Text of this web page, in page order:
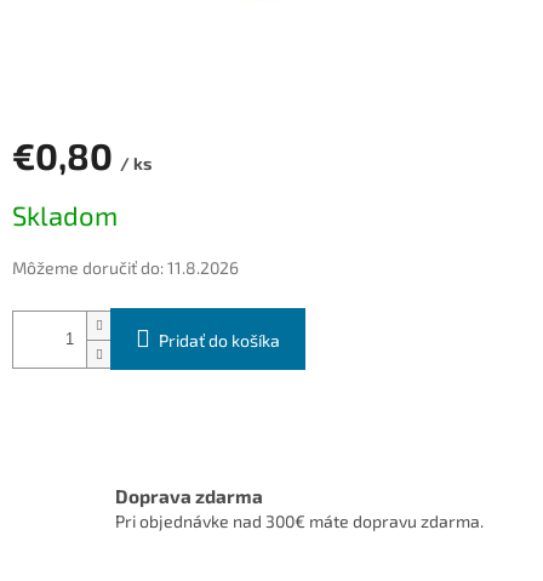
€0,80 / ks
cena:
Skladom
Môžeme doručiť do:11.8.2026
Pridať do košíka
Doprava zdarma
Pri objednávke nad 300€ máte dopravu zdarma.